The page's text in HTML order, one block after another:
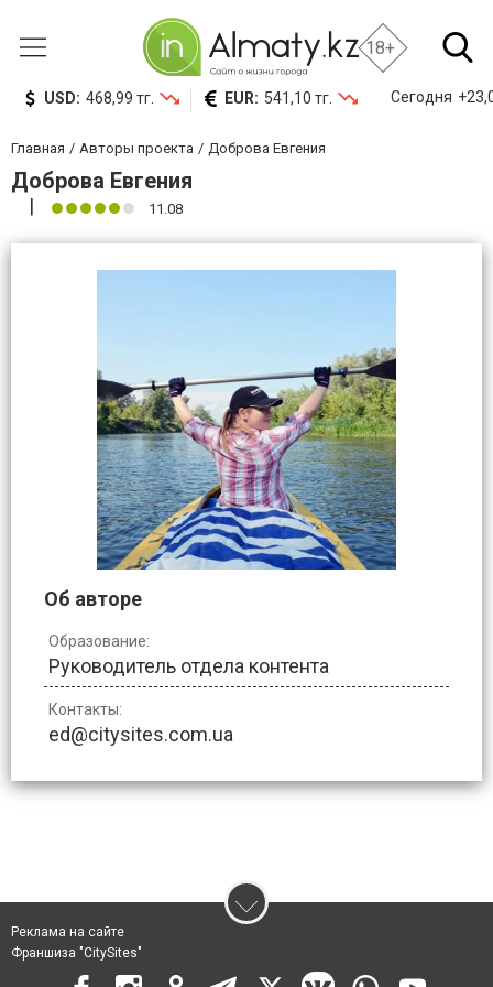
18+
USD: 468,99 тг. EUR: 541,10 тг. Сегодня
Главная Авторы проекта Доброва Евгения
Доброва Евгения
11.08
Об авторе
Образование:
Руководитель отдела контента
Контакты:
ed@citysites.com.ua
Реклама на сайте
Франшиза "CitySites"